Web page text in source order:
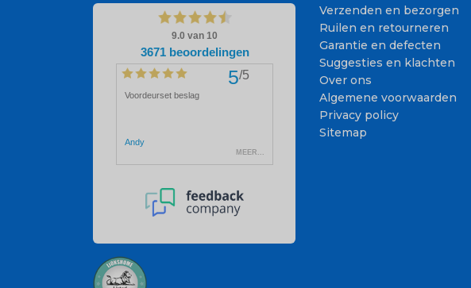
Verzenden en bezorgen
Ruilen en retourneren
Garantie en defecten
Suggesties en klachten
Over ons
Algemene voorwaarden
Privacy policy
Sitemap